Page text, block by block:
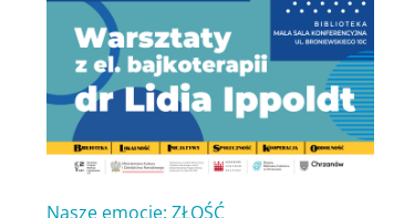
Nasze emocje: ZŁOŚĆ